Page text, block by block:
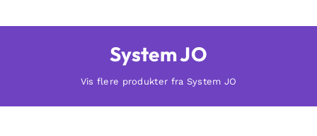
System JO
Vis flere produkter fra System JO